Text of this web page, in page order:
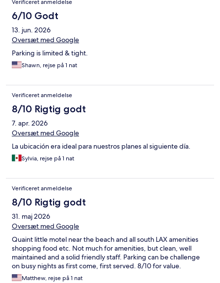
Verificeret anmeldelse
6/10 Godt
13. jun. 2026
Oversæt med Google
Parking is limited & tight.
Shawn, rejse på 1 nat
Verificeret anmeldelse
8/10 Rigtig godt
7. apr. 2026
Oversæt med Google
La ubicación era ideal para nuestros planes al siguiente día.
Sylvia, rejse på 1 nat
Verificeret anmeldelse
8/10 Rigtig godt
31. maj 2026
Oversæt med Google
Quaint little motel near the beach and all south LAX amenities
shopping food etc. Not much for amenities, but clean, well
maintained and a solid friendly staff. Parking can be challenge
on busy nights as first come, first served. 8/10 for value.
Matthew, rejse på 1 nat